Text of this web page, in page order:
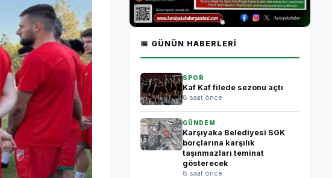
📅 GÜNÜN HABERLERI
SPOR
Kaf Kaf filede sezonu açtı
8 saat önce
GÜNDEM
Karşıyaka Belediyesi SGK
borçlarına karşılık
taşınmazları teminat
gösterecek
8 saat önce